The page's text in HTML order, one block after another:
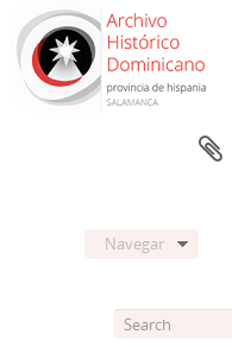
Navegar